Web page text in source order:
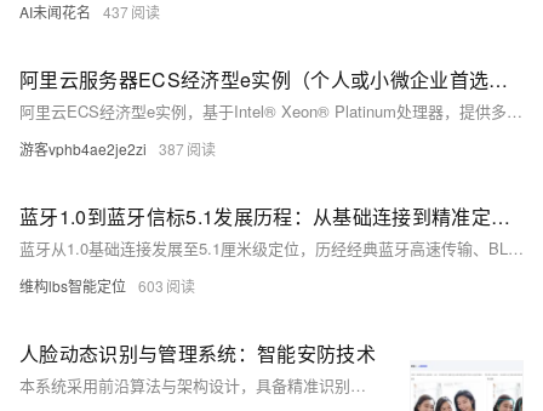
AI未闻花名 437
阿里云服务器ECS经济型e实例（个人或小微企业首选）采用Intel® Xeon® Platinum架构处理器
阿里云ECS经济型e实例，基于Intel® Xeon® Platinum处理器，提供多种vCPU与内存配比，适用于个人开发者、学生及小微企业用于中小型网站、开发测试等场景。支持ESSD云盘与IPv6，性价比高，助力轻量级应用高效部署。
游客vphb4ae2je2zi 387
蓝牙1.0到蓝牙信标5.1发展历程：从基础连接到精准定位详解
蓝牙从1.0基础连接发展至5.1厘米级定位，历经经典蓝牙高速传输、BLE低功耗革新，再到AoA/AoD高精度定位突破，推动信标技术在零售、工业、智慧城市等场景广泛应用，持续引领短距离无线连接与定位演进。如果您想进一步了解蓝牙定位技术和案例，欢迎搜索维构lbs智能定位~
维构lbs智能定位 603
人脸动态识别与管理系统：智能安防技术
本系统采用前沿算法与架构设计，具备精准识别、极速响应与稳定运行特性，专为高密度人流场景打造。支持超大规模人脸管理。